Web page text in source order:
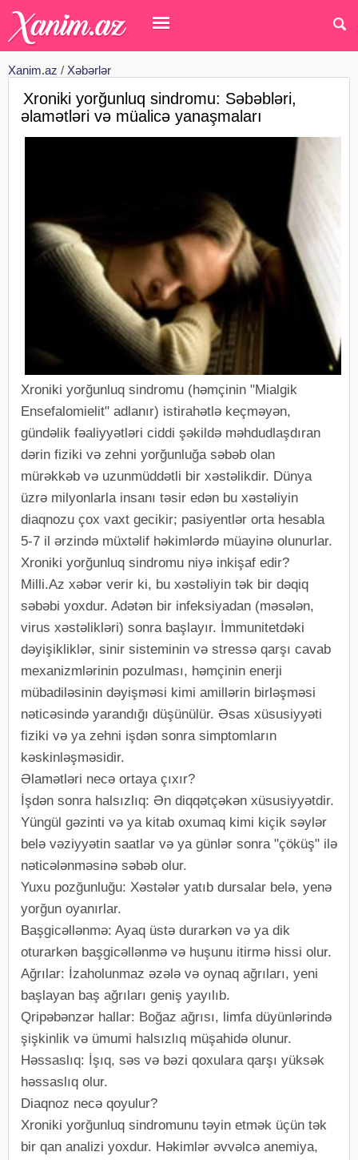
Xanim.az / Xəbərlər
Xroniki yorğunluq sindromu: Səbəbləri,
əlamətləri və müalicə yanaşmaları
Xroniki yorğunluq sindromu (həmçinin "Mialgik
Ensefalomielit" adlanır) istirahətlə keçməyən,
gündəlik fəaliyyətləri ciddi şəkildə məhdudlaşdıran
dərin fiziki və zehni yorğunluğa səbəb olan
mürəkkəb və uzunmüddətli bir xəstəlikdir. Dünya
üzrə milyonlarla insanı təsir edən bu xəstəliyin
diaqnozu çox vaxt gecikir; pasiyentlər orta hesabla
5-7 il ərzində müxtəlif həkimlərdə müayinə olunurlar.
Xroniki yorğunluq sindromu niyə inkişaf edir?
Milli.Az xəbər verir ki, bu xəstəliyin tək bir dəqiq
səbəbi yoxdur. Adətən bir infeksiyadan (məsələn,
virus xəstəlikləri) sonra başlayır. İmmunitetdəki
dəyişikliklər, sinir sisteminin və stressə qarşı cavab
mexanizmlərinin pozulması, həmçinin enerji
mübadiləsinin dəyişməsi kimi amillərin birləşməsi
nəticəsində yarandığı düşünülür. Əsas xüsusiyyəti
fiziki və ya zehni işdən sonra simptomların
kəskinləşməsidir.
Əlamətləri necə ortaya çıxır?
İşdən sonra halsızlıq: Ən diqqətçəkən xüsusiyyətdir.
Yüngül gəzinti və ya kitab oxumaq kimi kiçik səylər
belə vəziyyətin saatlar və ya günlər sonra "çöküş" ilə
nəticələnməsinə səbəb olur.
Yuxu pozğunluğu: Xəstələr yatıb dursalar belə, yenə
yorğun oyanırlar.
Başgicəllənmə: Ayaq üstə durarkən və ya dik
oturarkən başgicəllənmə və huşunu itirmə hissi olur.
Ağrılar: İzaholunmaz əzələ və oynaq ağrıları, yeni
başlayan baş ağrıları geniş yayılıb.
Qripəbənzər hallar: Boğaz ağrısı, limfa düyünlərində
şişkinlik və ümumi halsızlıq müşahidə olunur.
Həssaslıq: İşıq, səs və bəzi qoxulara qarşı yüksək
həssaslıq olur.
Diaqnoz necə qoyulur?
Xroniki yorğunluq sindromunu təyin etmək üçün tək
bir qan analizi yoxdur. Həkimlər əvvəlcə anemiya,